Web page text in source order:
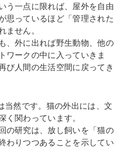
う一点に限れば、屋外を自由
思っているほど「管理された
ません。
、外に出れば野生動物、他の
ワークの中に入っていきま
び人間の生活空間に戻ってき
当然です。猫の外出には、文
く関わっています。
の研究は、放し飼いを「猫の
わりつつあることを示してい